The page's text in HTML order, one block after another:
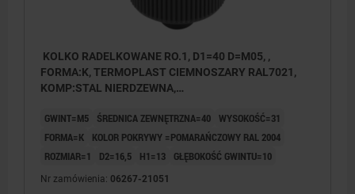
KOLKO RADELKOWANE RO.1, D1=40 D=M05, ,
FORMA:K, TERMOPLAST CIEMNOSZARY RAL7021,
KOMP:STAL NIERDZEWNA,
GWINT=M5 ŚREDNICA ZEWNĘTRZNA=40 WYSOKOŚĆ=31
FORMA=K
KOLOR POKRYWY =POMARAŃCZOWY RAL 2004
ROZMIAR=1
D2=16,5 H1=13 GŁĘBOKOŚĆ GWINTU=10
Nr zamówienia: 06267-21051